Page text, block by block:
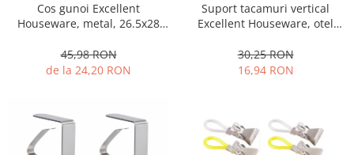
Cos gunoi Excellent
Houseware, metal, 26.5x28
45,98 RON
de la 24,20 RON
Suport tacamuri vertical
Excellent Houseware, otel
mat
30,25 RON
16,94 RON